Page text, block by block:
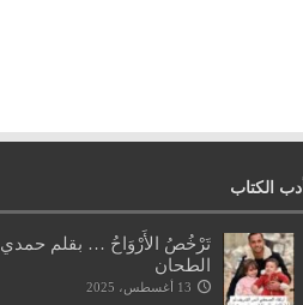
أدب الكتاب
تَرْخُصُ الأَرْوَاحُ … بقلم حمدي
الطحان
13 أغسطس، 2025